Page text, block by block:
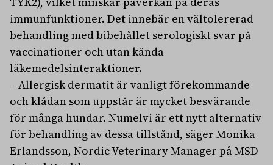
immunfunktioner. Det innebär en vältolererad
behandling med bibehållet serologiskt svar på
vaccinationer och utan kända
läkemedelsinteraktioner.
– Allergisk dermatit är vanligt förekommande
och klådan som uppstår är mycket besvärande
för många hundar. Numelvi är ett nytt alternativ
för behandling av dessa tillstånd, säger Monika
Erlandsson, Nordic Veterinary Manager på MSD